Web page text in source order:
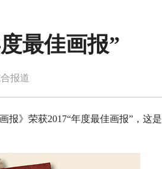
最佳画报”
报道
》荣获2017“年度最佳画报”，这是